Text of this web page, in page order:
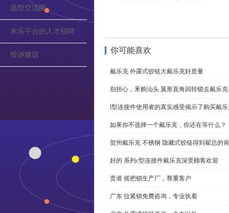
选型交流圈
米乐平台的人才招聘
投诉建议
你可能喜欢
戴乐克 外露式铰链大戴乐克好质量
别担心，釆购汕头 翼形直角回转锁去戴乐
l型连接件使用者的真实感受揭示了购买戴
如果你不选择一个戴乐克，你还在等什么？
贺州戴乐克 不锈钢 隐藏式铰链得到翟总的
好的 系列c型连接件戴乐克深受顾客欢迎
贵港 摇把锁生产厂，尊重客户
广东 拉紧锁免费咨询，专业执着